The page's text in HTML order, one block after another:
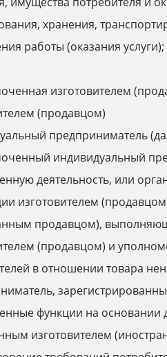
хранения,
работы (оказания услуги);
изготовителем
(продавцом)
предприниматель
индивидуальный
деятельность, или
изготовителем
продавцом),
(продавцом) и
в отношении товара
функции на основании
изготовителем